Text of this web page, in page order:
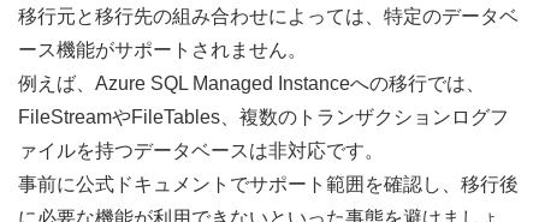
移行元と移行先の組み合わせによっては、特定のデータベ
ース機能がサポートされません。
例えば、Azure SQL Managed Instanceへの移行では、
FileStreamやFileTables、複数のトランザクションログフ
ァイルを持つデータベースは非対応です。
事前に公式ドキュメント でサポート範囲を確認し、移行後